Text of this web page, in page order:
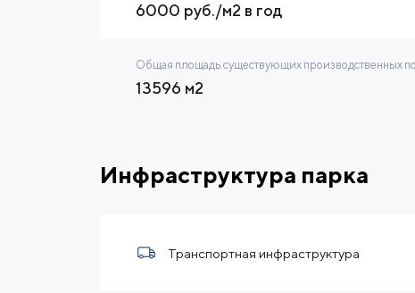
6000 руб./м2 в год
Общая площадь существующих производственных
13596 м2
Инфраструктура парка
Транспортная инфраструктура